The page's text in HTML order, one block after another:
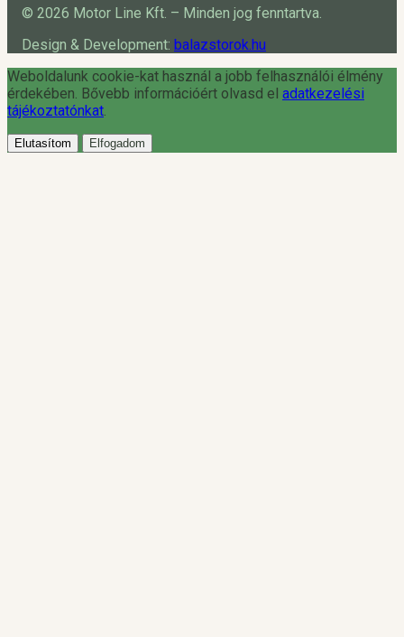
© 2026 Motor Line Kft. – Minden jog fenntartva.
Design & Development: balazstorok.hu
Weboldalunk cookie-kat használ a jobb felhasználói élmény
érdekében. Bővebb információért olvasd el adatkezelési
tájékoztatónkat
Elutasítom Elfogadom